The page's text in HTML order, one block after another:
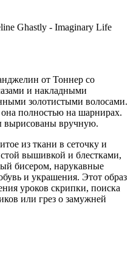
Ghastly - Imaginary Life
от Тоннер со
и накладными
золотистыми волосами.
полностью на шарнирах.
вырисованы вручную.
из ткани в сеточку и
вышивкой и блестками,
бисером, нарукавные
и украшения. Этот образ
уроков скрипки, поиска
или грез о замужней